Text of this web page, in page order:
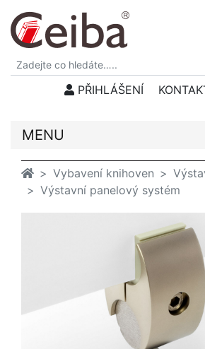
PŘIHLÁŠENÍ
MENU
Vybavení knihoven
Výstavní panelový systém